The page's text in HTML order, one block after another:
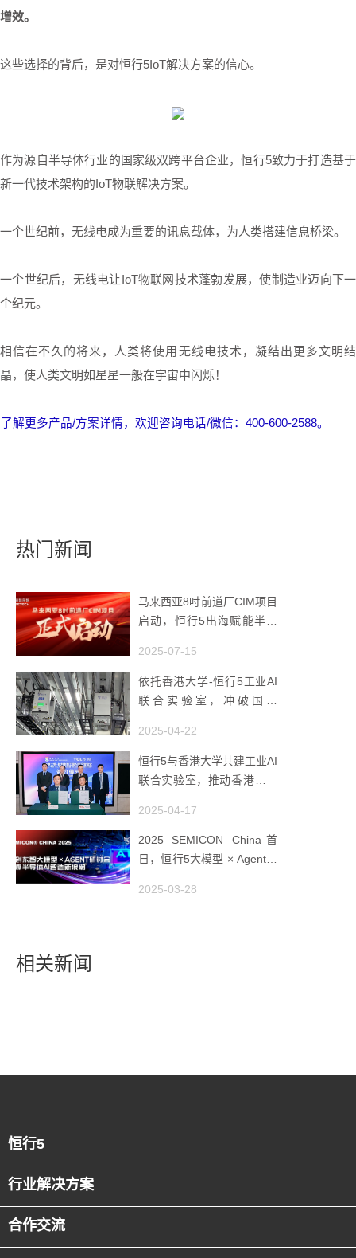
增效。
这些选择的背后，是对恒行5IoT解决方案的信心。
作为源自半导体行业的国家级双跨平台企业，恒行5致力于打造基于
新一代技术架构的IoT物联解决方案。
一个世纪前，无线电成为重要的讯息载体，为人类搭建信息桥梁。
一个世纪后，无线电让IoT物联网技术蓬勃发展，使制造业迈向下一
个纪元。
相信在不久的将来，人类将使用无线电技术，凝结出更多文明结
晶，使人类文明如星星一般在宇宙中闪烁！
了解更多产品/方案详情，欢迎咨询电话/微信：400-600-2588。
热门新闻
马来西亚8吋前道厂CIM项目
启动，恒行5出海赋能半导
2025-07-15
依托香港大学-恒行5工业AI
联合实验室，冲破国产
2025-04-22
恒行5与香港大学共建工业AI
联合实验室，推动香港成为
2025-04-17
2025 SEMICON China首
日，恒行5大模型 × Agent研
潮
2025-03-28
相关新闻
恒行5
行业解决方案
合作交流